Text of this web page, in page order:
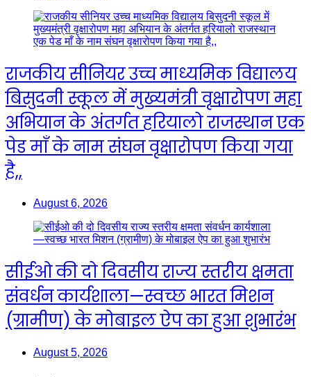
राजकीय सीनियर उच्च माध्यमिक विद्यालय
बिसुदनी स्कूल में मुख्यमंत्री वृक्षारोपण महा
अभियान के अंतर्गत हरियालो राजस्थान एक
पेड माँ के नाम संघन वृक्षारोपण किया गया
है,,
August 6, 2026
सीईओ की दो दिवसीय राज्य स्तरीय क्षमता
संवर्धन कार्यशाला—स्वच्छ भारत मिशन
(ग्रामीण) के मोबाइल ऐप का हुआ शुभारंभ
August 5, 2026